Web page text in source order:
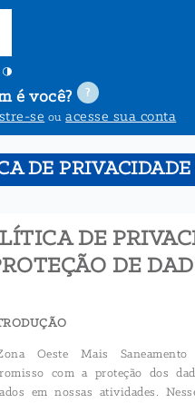
é você?
se ouacesse sua conta
DE PRIVACIDADE
DE
DE
Oeste Mais
com a proteção dos
em nossas atividades.